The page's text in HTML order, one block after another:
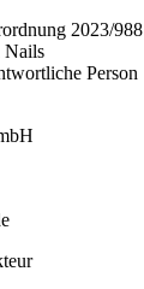
2023/988
Nails
Person